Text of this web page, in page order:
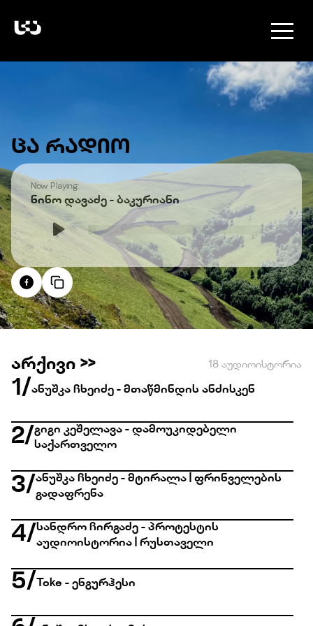
ᲪᲐ ᲠᲐᲓᲘᲝ
Now Playing:
ნინო დავაძე - ბაკურიანი
არქივი >> 18 აუდიოისტორია
1/ანუშკა ჩხეიძე - მთაწმინდის ანძისკენ
2/გიგი კეშელავა - დამოუკიდებელი
საქართველო
3/ანუშკა ჩხეიძე - მტირალა | ფრინველების
გადაფრენა
4/სანდრო ჩირგაძე - პროტესტის
აუდიოისტორია | რუსთაველი
5/ Toke - ენგურჰესი